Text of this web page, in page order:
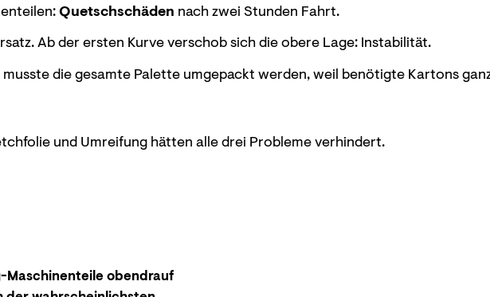
Quetschschäden nach zwei Stunden Fahrt.
Ab der ersten Kurve verschob sich die obere Lage: Instabilität.
die gesamte Palette umgepackt werden, weil benötigte Kartons
und Umreifung hätten alle drei Probleme verhindert.
Maschinenteile obendrauf